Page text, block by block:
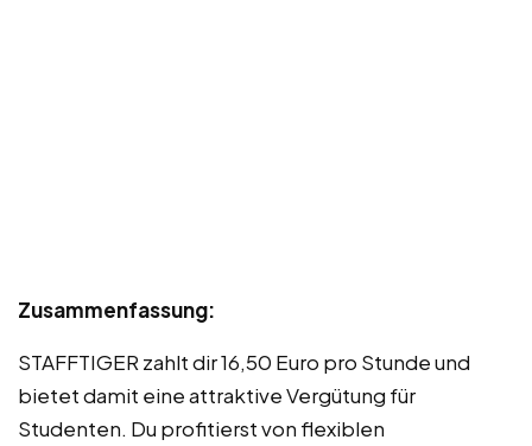
Zusammenfassung:
STAFFTIGER zahlt dir 16,50 Euro pro Stunde und
bietet damit eine attraktive Vergütung für
Studenten. Du profitierst von flexiblen